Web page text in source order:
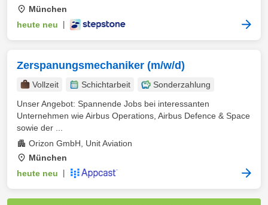
München
heute neu
Zerspanungsmechaniker (m/w/d)
Vollzeit Schichtarbeit
Sonderzahlung
Unser Angebot: Spannende Jobs bei interessanten
Unternehmen wie Airbus Operations, Airbus Defence & Space
sowie der ...
Orizon GmbH, Unit Aviation
München
heute neu